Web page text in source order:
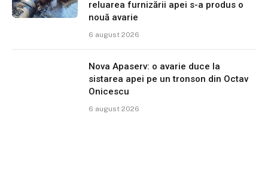
reluarea furnizării apei s-a produs o
nouă avarie
6 august 2026
Nova Apaserv: o avarie duce la
sistarea apei pe un tronson din Octav
Onicescu
6 august 2026